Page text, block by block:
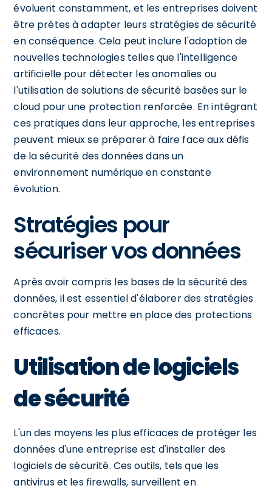
évoluent constamment, et les entreprises doivent
être prêtes à adapter leurs stratégies de sécurité
en conséquence. Cela peut inclure l'adoption de
nouvelles technologies telles que l'intelligence
artificielle pour détecter les anomalies ou
l'utilisation de solutions de sécurité basées sur le
cloud pour une protection renforcée. En intégrant
ces pratiques dans leur approche, les entreprises
peuvent mieux se préparer à faire face aux défis
de la sécurité des données dans un
environnement numérique en constante
évolution.
Stratégies pour
sécuriser vos données
Après avoir compris les bases de la sécurité des
données, il est essentiel d'élaborer des stratégies
concrètes pour mettre en place des protections
efficaces.
Utilisation de logiciels
de sécurité
L'un des moyens les plus efficaces de protéger les
données d'une entreprise est d'installer des
logiciels de sécurité. Ces outils, tels que les
antivirus et les firewalls, surveillent en